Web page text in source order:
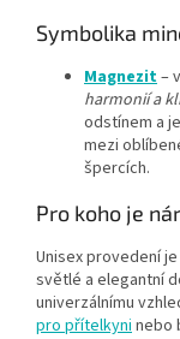
Symbolika
Magnezit–
harmonií a
odstínem a
mezi
špercích.
Pro koho je
Unisex provedení
světlé a elegantní
univerzálnímu
pro přítelkyni nebo